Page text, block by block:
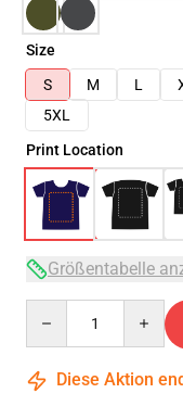
Size
S
M L
5XL
Print Location
Größentabelle
Diese Aktion